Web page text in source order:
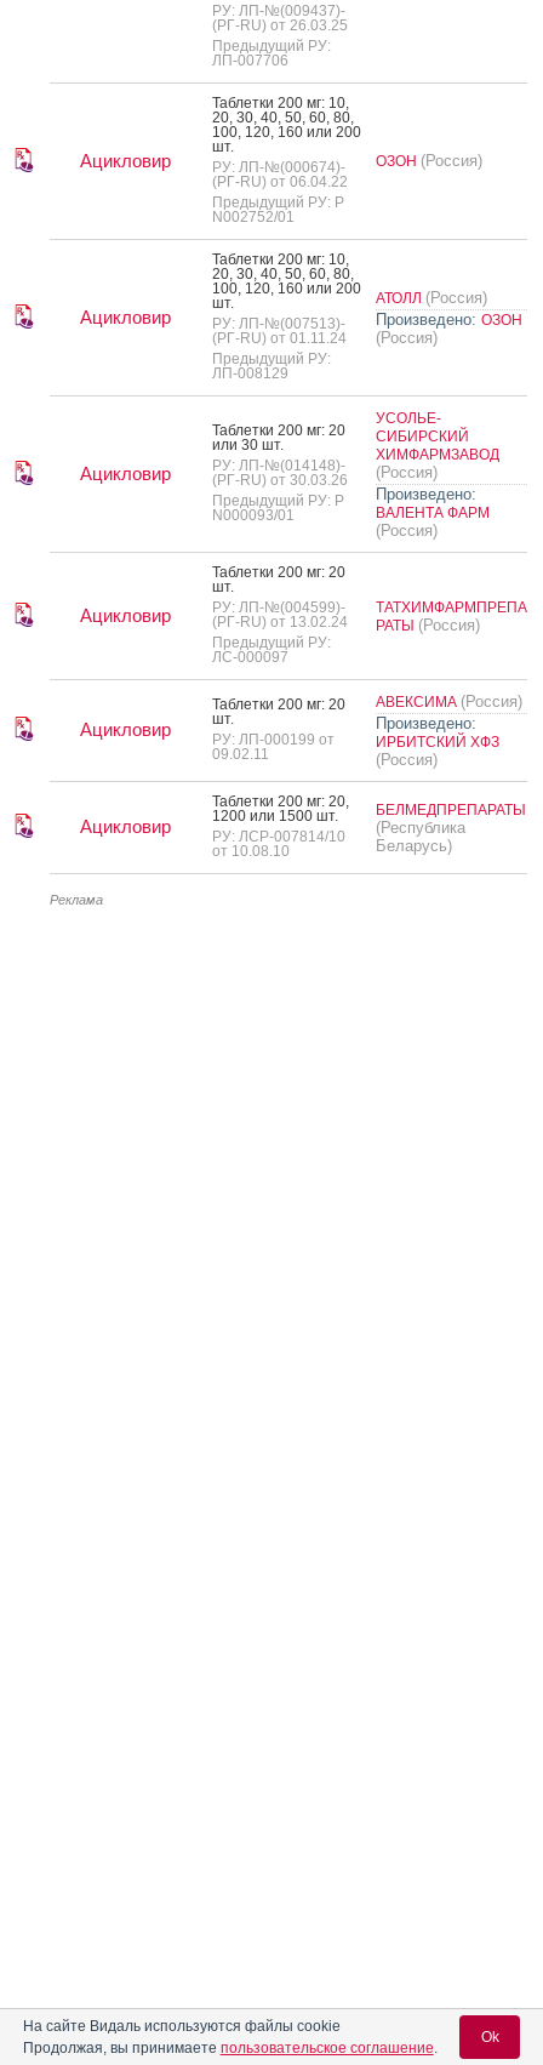
РУ: ЛП-№(009437)-
(РГ-RU) от 26.03.25
Предыдущий РУ:
ЛП-007706
Ацикловир
Таб­летки 200 мг: 10,
20, 30, 40, 50, 60, 80,
100, 120, 160 или 200
шт.
РУ: ЛП-№(000674)-
(РГ-RU) от 06.04.22
Предыдущий РУ: Р
N002752/01
ОЗОН (Россия)
Ацикловир
Таб­летки 200 мг: 10,
20, 30, 40, 50, 60, 80,
100, 120, 160 или 200
шт.
РУ: ЛП-№(007513)-
(РГ-RU) от 01.11.24
Предыдущий РУ:
ЛП-008129
АТОЛЛ (Россия)
Произведено: ОЗОН
(Россия)
Ацикловир
Таб­летки 200 мг: 20
или 30 шт.
РУ: ЛП-№(014148)-
(РГ-RU) от 30.03.26
Предыдущий РУ: Р
N000093/01
УСОЛЬЕ-
СИБИРСКИЙ
ХИМФАРМЗАВОД
(Россия)
Произведено:
ВАЛЕНТА ФАРМ
(Россия)
Ацикловир
Таб­летки 200 мг: 20
шт.
РУ: ЛП-№(004599)-
(РГ-RU) от 13.02.24
Предыдущий РУ:
ЛС-000097
ТАТХИМФАРМПРЕПА
РАТЫ (Россия)
Ацикловир
Таб­летки 200 мг: 20
шт.
РУ: ЛП-000199 от
09.02.11
АВЕКСИМА (Россия)
Произведено:
ИРБИТСКИЙ ХФЗ
(Россия)
Ацикловир
Таб­летки 200 мг: 20,
1200 или 1500 шт.
РУ: ЛСР-007814/10
от 10.08.10
БЕЛМЕДПРЕПАРАТЫ
(Республика
Беларусь)
Реклама
На сайте Видаль используются файлы cookie
Продолжая, вы принимаете пользовательское соглашение.
Ok